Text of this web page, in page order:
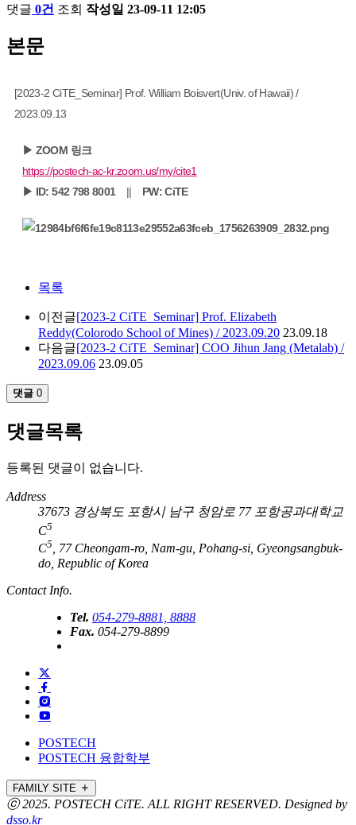
댓글 0건 조회 작성일 23-09-11 12:05
본문
[2023-2 CiTE_Seminar] Prof. William Boisvert(Univ. of Hawaii) /
2023.09.13
▶ ZOOM 링크
https://postech-ac-kr.zoom.us/my/cite1
▶ ID: 542 798 8001
|| PW: CiTE
목록
이전글[2023-2 CiTE_Seminar] Prof. Elizabeth
Reddy(Colorodo School of Mines) / 2023.09.20 23.09.18
다음글[2023-2 CiTE_Seminar] COO Jihun Jang (Metalab) /
2023.09.06 23.09.05
댓글 0
댓글목록
등록된 댓글이 없습니다.
Address
37673 경상북도 포항시 남구 청암로 77 포항공과대학교
C5
C5, 77 Cheongam-ro, Nam-gu, Pohang-si, Gyeongsangbuk-
do, Republic of Korea
Contact Info.
Tel. 054-279-8881, 8888
Fax. 054-279-8899
POSTECH
POSTECH 융합학부
FAMILY SITE
ⓒ 2025. POSTECH CiTE. ALL RIGHT RESERVED. Designed by
dsso.kr